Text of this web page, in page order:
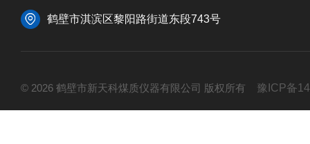
鹤壁市淇滨区黎阳路街道东段743号
© 2026 鹤壁市新天科煤质仪器有限公司 版权所有 豫ICP备